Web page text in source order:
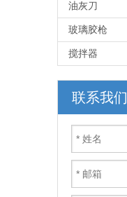
油灰刀
玻璃胶枪
搅拌器
联系我们